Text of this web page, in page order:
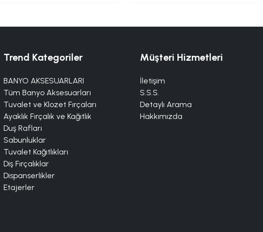
Trend Kategoriler
BANYO AKSESUARLARI
Tüm Banyo Aksesuarları
Tuvalet ve Klozet Fırçaları
Ayaklık Fırçalık ve Kağıtlık
Duş Rafları
Sabunluklar
Tuvalet Kağıtlıkları
Diş Fırçalıklar
Dispanserlikler
Etajerler
Müşteri Hizmetleri
İletişim
S.S.S.
Detaylı Arama
Hakkımızda